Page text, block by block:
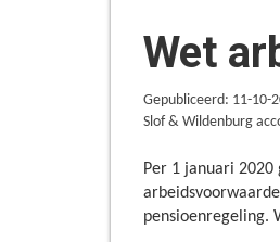
Wet
Gepubliceerd: 11-10-
Slof & Wildenburg
Per 1 januari
pensioenregeling.